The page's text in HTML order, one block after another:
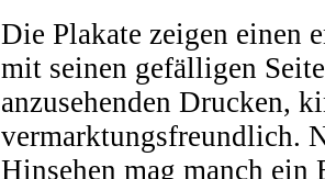
Die Plakate zeigen einen
mit seinen gefälligen
anzusehenden Drucken,
vermarktungsfreundlich.
Hinsehen mag manch ein